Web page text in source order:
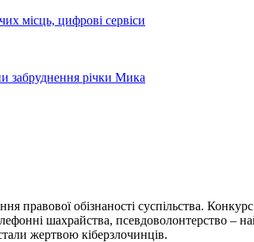
місць, цифрові сервіси
забруднення річки Мика
правової обізнаності суспільства.
шахрайства, псевдоволонтерство –
жертвою кіберзлочинців.